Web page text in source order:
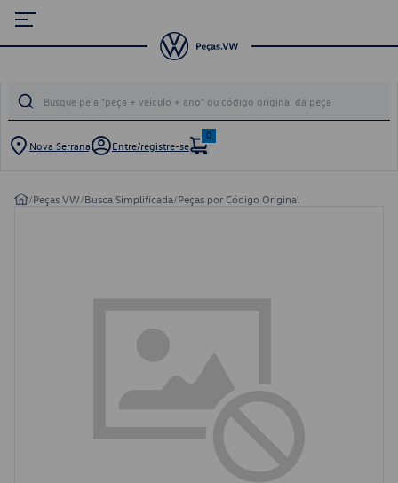
Nova Serrana Entre/registre-se
0
/Peças VW/Busca Simplificada/Peças por Código Original